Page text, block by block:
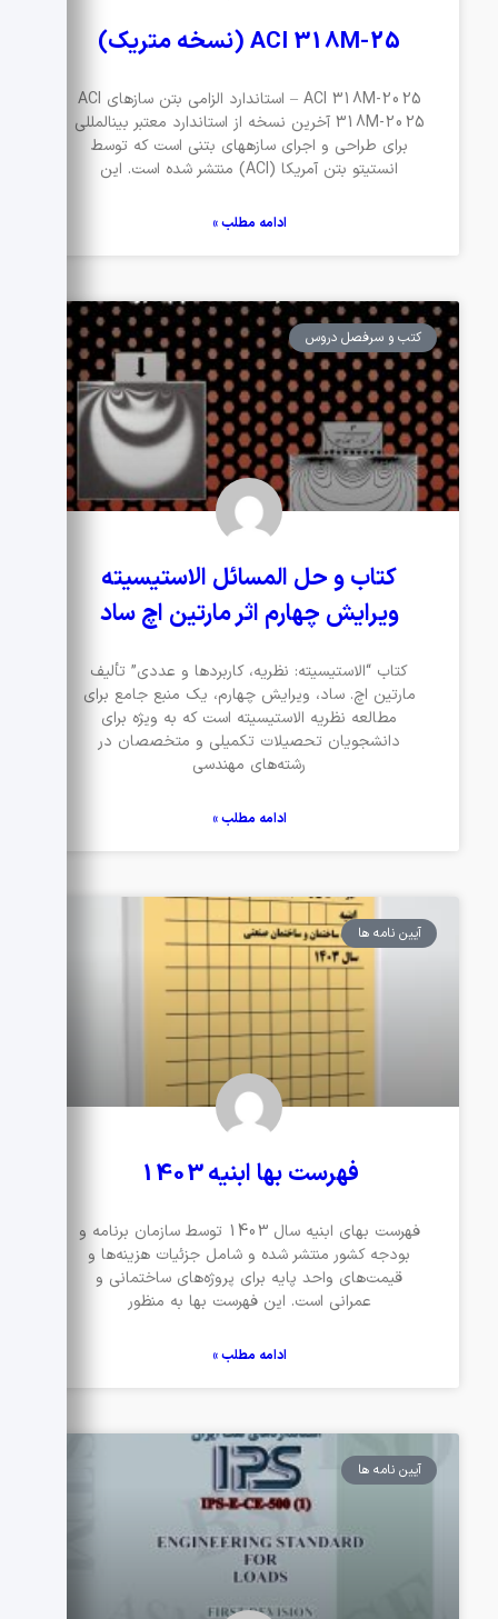
ACI 318M-25 (نسخه متریک)
ACI 318M-2025 – استاندارد الزامی بتن سازهای ACI
318M-2025 آخرین نسخه از استاندارد معتبر بینالمللی
برای طراحی و اجرای سازههای بتنی است که توسط
انستیتو بتن آمریکا (ACI) منتشر شده است. این
ادامه مطلب »
کتب و سرفصل دروس
کتاب و حل المسائل الاستیسیته
ویرایش چهارم اثر مارتین اچ ساد
کتاب “الاستیسیته: نظریه، کاربردها و عددی” تألیف
مارتین اچ. ساد، ویرایش چهارم، یک منبع جامع برای
مطالعه نظریه الاستیسیته است که به ویژه برای
دانشجویان تحصیلات تکمیلی و متخصصان در
رشته‌های مهندسی
ادامه مطلب »
آیین نامه ها
فهرست بها ابنیه 1403
فهرست بهای ابنیه سال 1403 توسط سازمان برنامه و
بودجه کشور منتشر شده و شامل جزئیات هزینه‌ها و
قیمت‌های واحد پایه برای پروژه‌های ساختمانی و
عمرانی است. این فهرست بها به منظور
ادامه مطلب »
آیین نامه ها